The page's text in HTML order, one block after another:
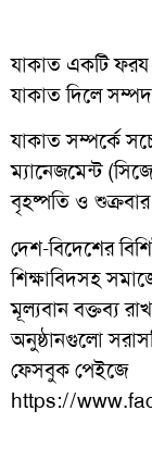
যাকাত একটি ফরয
যাকাত দিলে
যাকাত সম্পর্কে
ম্যানেজমেন্ট
বৃহষ্পতি ও
দেশ-বিদেশের
শিক্ষাবিদসহ
মূল্যবান বক্তব্য
অনুষ্ঠানগুলো
ফেসবুক পেইজে
https://